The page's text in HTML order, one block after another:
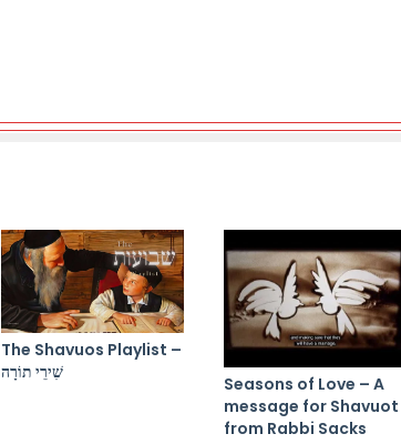
The Shavuos Playlist –
שִׁירֵי תוֹרָה
Seasons of Love – A
message for Shavuot
from Rabbi Sacks